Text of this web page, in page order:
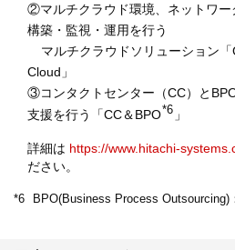
②マルチクラウド環境、ネットワー
構築・監視・運用を行う
マルチクラウドソリューション
Cloud」
③コンタクトセンター（CC）と
支援を行う「CC＆BPO*6 」
詳細は https://www.hitachi-
ださい。
*6 BPO(Business Process Outsourcing)